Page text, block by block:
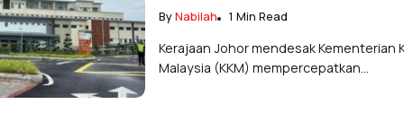
ByNabilah 1 Min Read
Kerajaan Johor mendesak Kementerian
Malaysia (KKM) mempercepatkan...